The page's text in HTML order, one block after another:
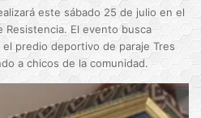
este sábado 25 de julio en el
Resistencia. El evento busca
predio deportivo de paraje Tres
a chicos de la comunidad.